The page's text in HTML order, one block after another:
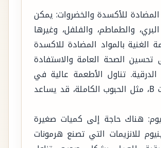
للأكسدة والخضروات: يمكن
والطماطم، والفلفل، وغيرها
الغنية بالمواد المضادة للاكسدة
الصحة العامة والاستفادة
تناول الأطعمة عالية في
الفيتامينات B، مثل الحبوب الكاملة، قد يساعد
هناك حاجة إلى كميات صغيرة
للانزيمات التي تصنع هرمونات